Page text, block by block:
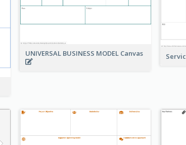
UNIVERSAL BUSINESS MODEL Canvas